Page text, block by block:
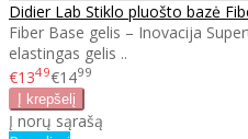
Didier Lab Stiklo pluošto bazė
Fiber Base gelis – Inovacija
elastingas gelis ..
€1349€1499
Į norų sąrašą